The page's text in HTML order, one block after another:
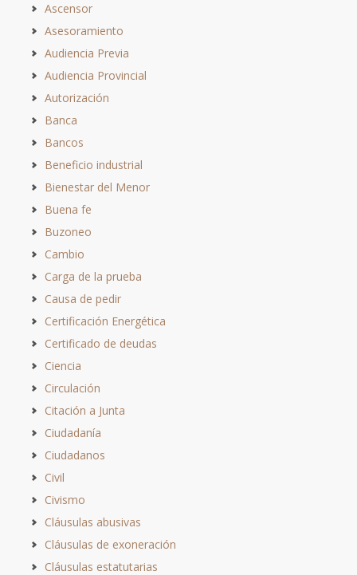
Ascensor
Asesoramiento
Audiencia Previa
Audiencia Provincial
Autorización
Banca
Bancos
Beneficio industrial
Bienestar del Menor
Buena fe
Buzoneo
Cambio
Carga de la prueba
Causa de pedir
Certificación Energética
Certificado de deudas
Ciencia
Circulación
Citación a Junta
Ciudadanía
Ciudadanos
Civil
Civismo
Cláusulas abusivas
Cláusulas de exoneración
Cláusulas estatutarias